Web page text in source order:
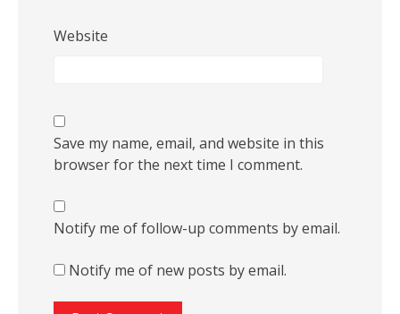
Website
Save my name, email, and website in this
browser for the next time I comment.
Notify me of follow-up comments by email.
Notify me of new posts by email.